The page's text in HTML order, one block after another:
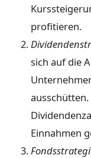
profitieren.
sich auf die
Einnahmen